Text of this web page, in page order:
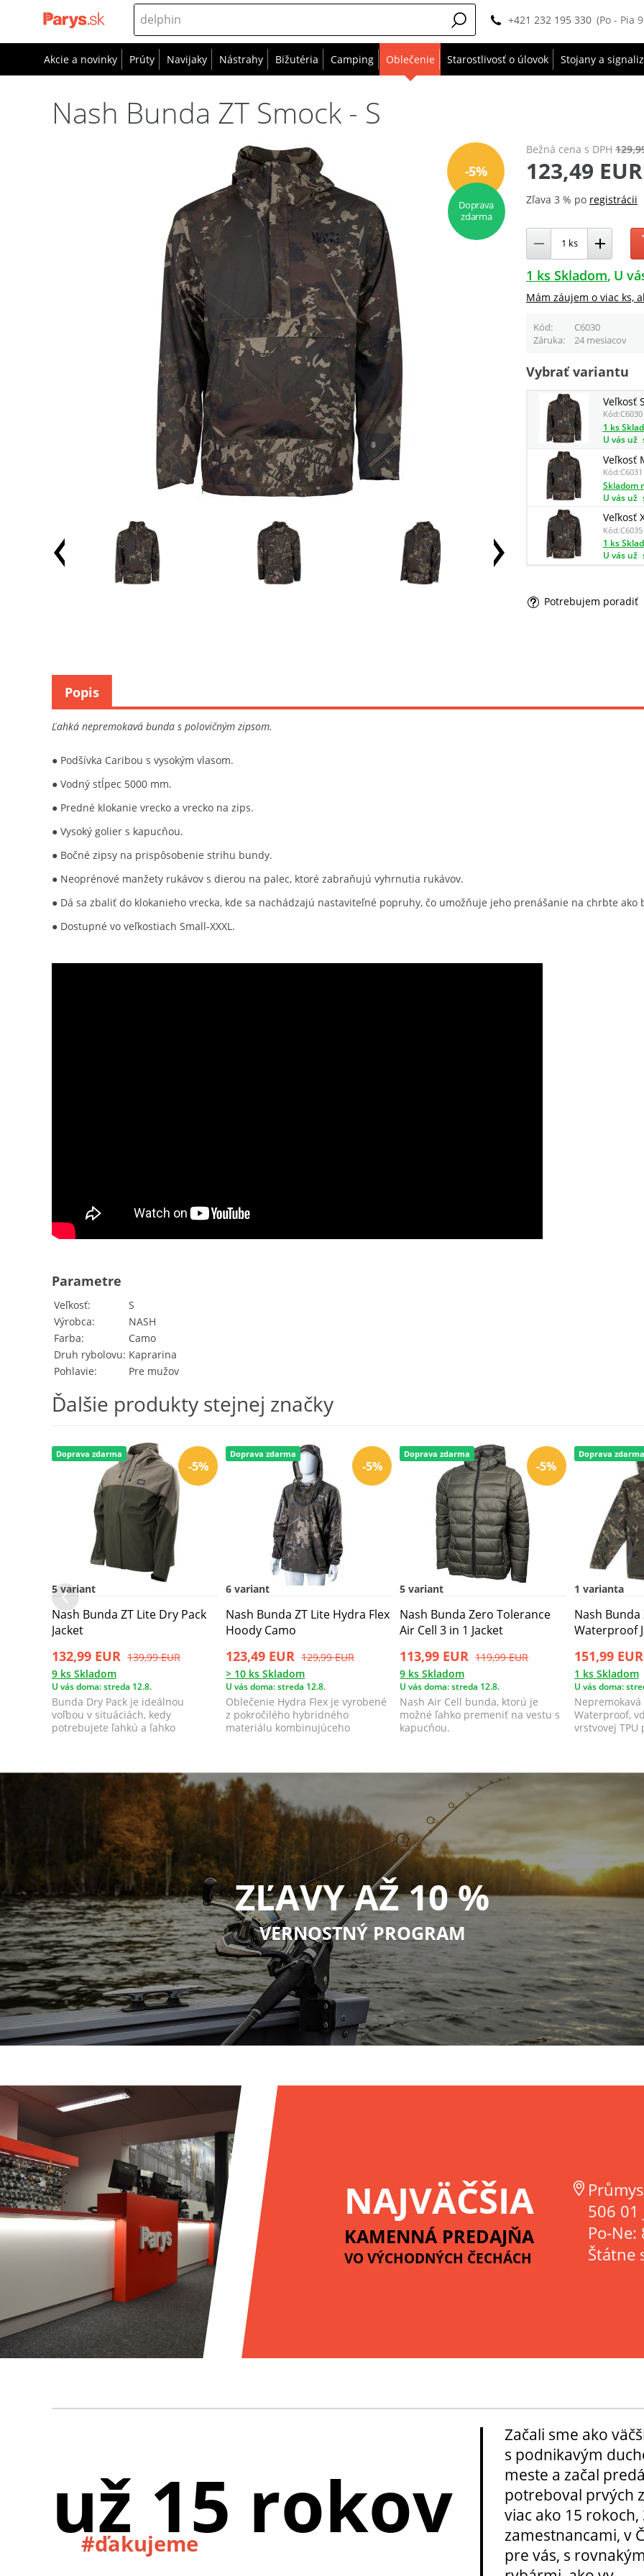
+421 232 195 330 (Po - Pia
Akcie a novinky Prúty Navijaky Nástrahy Bižutéria Camping Oblečenie Starostlivosť o úlovok Stojany a
Nash Bunda ZT Smock - S
-5%
Doprava
zdarma
Bežná cena s DPH
123,49 EUR
Zľava 3 % po registrácii
1 ks Skladom U
Mám záujem o viac ks,
Kód C6030
Záruka
24 mesiacov
Vybrať variantu
Veľkosť S
Kód:C6030
1 ks
U vás už
Veľkosť
Kód:C6031
Skladom
U vás už
Veľkosť
Kód:C6035
1 ks
U vás už
Potrebujem poradiť
Ľahká nepremokavá bunda s polovičným zipsom.
● Podšívka Caribou s vysokým vlasom.
● Vodný stĺpec 5000 mm.
● Predné klokanie vrecko a vrecko na zips.
● Vysoký golier s kapucňou.
● Bočné zipsy na prispôsobenie strihu bundy.
● Neoprénové manžety rukávov s dierou na palec, ktoré zabraňujú vyhrnutia rukávov.
● Dá sa zbaliť do klokanieho vrecka, kde sa nachádzajú nastaviteľné popruhy, čo umožňuje jeho prenášanie na chrbte ako
● Dostupné vo veľkostiach Small-XXXL.
Veľkosť
S
Výrobca
NASH
Farba
Camo
Druh rybolovu Kaprarina
Pohlavie
Pre mužov
Parametre
Popis
Ďalšie produkty stejnej značky
-5%
Doprava zdarma
5 variant
Nash Bunda ZT Lite Dry Pack
Jacket
132,99 EUR 139,99 EUR
9 ks Skladom
U vás doma: streda 12.8.
Bunda Dry Pack je ideálnou
voľbou v situáciách, kedy
potrebujete ľahkú a ľahko
-5%
Doprava zdarma
6 variant
Nash Bunda ZT Lite Hydra Flex
Hoody Camo
123,49 EUR 129,99 EUR
> 10 ks Skladom
U vás doma: streda 12.8.
Oblečenie Hydra Flex je vyrobené
z pokročilého hybridného
materiálu kombinujúceho
-5%
Doprava zdarma
5 variant
Nash Bunda Zero Tolerance
Air Cell 3 in 1 Jacket
113,99 EUR 119,99 EUR
9 ks Skladom
U vás doma: streda 12.8.
Nash Air Cell bunda, ktorú je
možné ľahko premeniť na vestu s
kapucňou.
Doprava zdarma
1 varianta
Nash Bunda
Waterproof
151,99 EUR
1 ks Skladom
U vás doma:
Waterproof,
vrstvovej TPU
ZĽAVY AŽ 10 %
VERNOSTNÝ PROGRAM
NAJVÄČŠIA
KAMENNÁ PREDAJŇA
VO VÝCHODNÝCH ČECHÁCH
506 01
Po-Ne:
Štátne
už 15 rokov
#ďakujeme
Začali sme ako
s podnikavým
meste a začal
potreboval prvých
viac ako 15 rokoch,
zamestnancami, v
pre vás, s